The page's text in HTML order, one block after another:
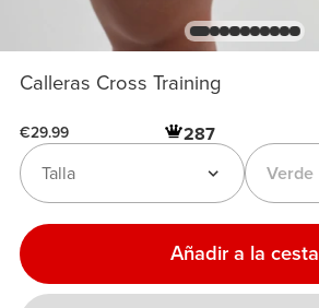
Calleras Cross Training
€29.99 287
Verde
Talla
Añadir a la cesta